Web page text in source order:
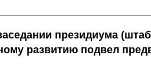
президиума
развитию подвел